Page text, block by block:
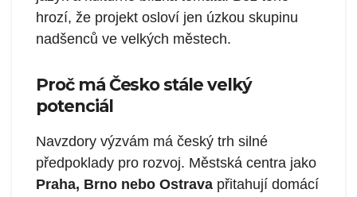
hrozí, že projekt osloví jen úzkou skupinu
nadšenců ve velkých městech.
Proč má Česko stále velký
potenciál
Navzdory výzvám má český trh silné
předpoklady pro rozvoj. Městská centra jako
Praha, Brno nebo Ostrava přitahují domácí